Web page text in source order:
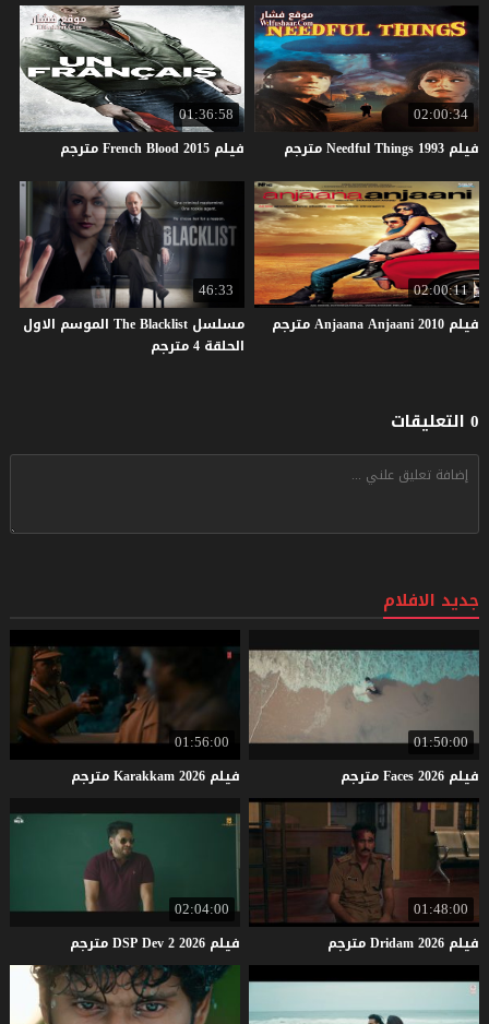
02:00:34
فيلم NeedfulThings 1993 مترجم
01:36:58
فيلم FrenchBlood2015 مترجم
02:00:11
فيلم AnjaanaAnjaani2010 مترجم
46:33
مسلسل The Blacklist الموسم الاول
الحلقة 4 مترجم
0 التعليقات
جديد الافلام
01:50:00
فيلم Faces2026 مترجم
01:56:00
فيلم Karakkam2026 مترجم
01:48:00
فيلم Dridam2026 مترجم
02:04:00
فيلم DSPDev22026 مترجم